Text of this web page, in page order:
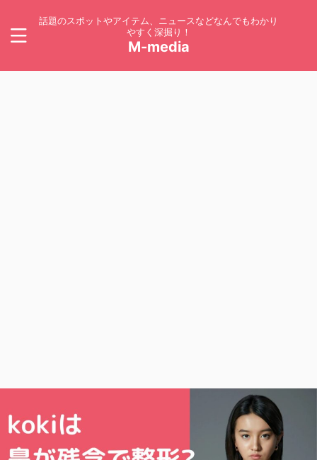
話題のスポットやアイテム、ニュースなどなんでもわかり
やすく深掘り！
M-media